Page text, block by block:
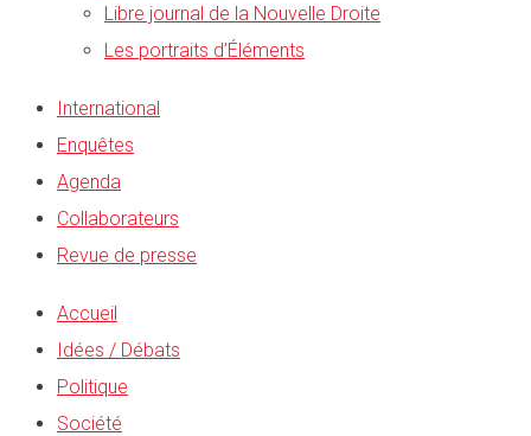
Libre journal de la Nouvelle Droite
Les portraits d’Éléments
International
Enquêtes
Agenda
Collaborateurs
Revue de presse
Accueil
Idées / Débats
Politique
Société